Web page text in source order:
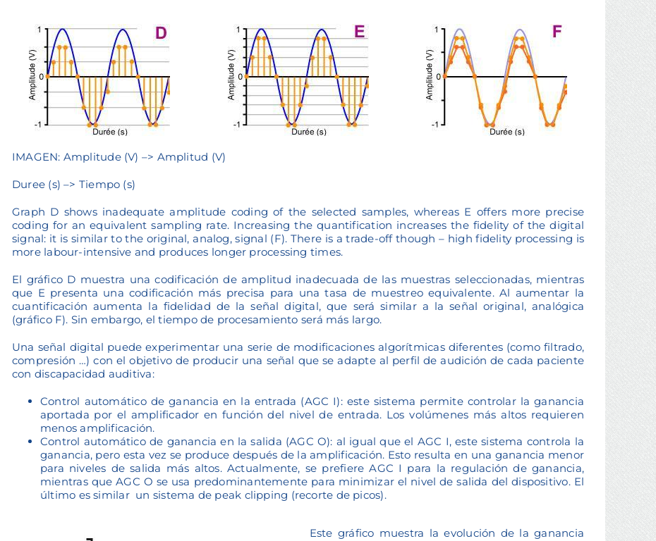
IMAGEN: Amplitude (V) –> Amplitud (V)
Duree (s) –> Tiempo (s)
Graph D shows inadequate amplitude coding of the selected samples, whereas E offers more precise
coding for an equivalent sampling rate. Increasing the quantification increases the fidelity of the digital
signal: it is similar to the original, analog, signal (F). There is a trade-off though – high fidelity processing is
more labour-intensive and produces longer processing times.
El gráfico D muestra una codificación de amplitud inadecuada de las muestras seleccionadas, mientras
que E presenta una codificación más precisa para una tasa de muestreo equivalente. Al aumentar la
cuantificación aumenta la fidelidad de la señal digital, que será similar a la señal original, analógica
(gráfico F). Sin embargo, el tiempo de procesamiento será más largo.
Una señal digital puede experimentar una serie de modificaciones algorítmicas diferentes (como filtrado,
compresión …) con el objetivo de producir una señal que se adapte al perfil de audición de cada paciente
con discapacidad auditiva:
Control automático de ganancia en la entrada (AGC I): este sistema permite controlar la ganancia
aportada por el amplificador en función del nivel de entrada. Los volúmenes más altos requieren
menos amplificación.
Control automático de ganancia en la salida (AGC O): al igual que el AGC I, este sistema controla la
ganancia, pero esta vez se produce después de la amplificación. Esto resulta en una ganancia menor
para niveles de salida más altos. Actualmente, se prefiere AGC I para la regulación de ganancia,
mientras que AGC O se usa predominantemente para minimizar el nivel de salida del dispositivo. El
último es similar un sistema de peak clipping (recorte de picos).
Este gráfico muestra la evolución de la ganancia